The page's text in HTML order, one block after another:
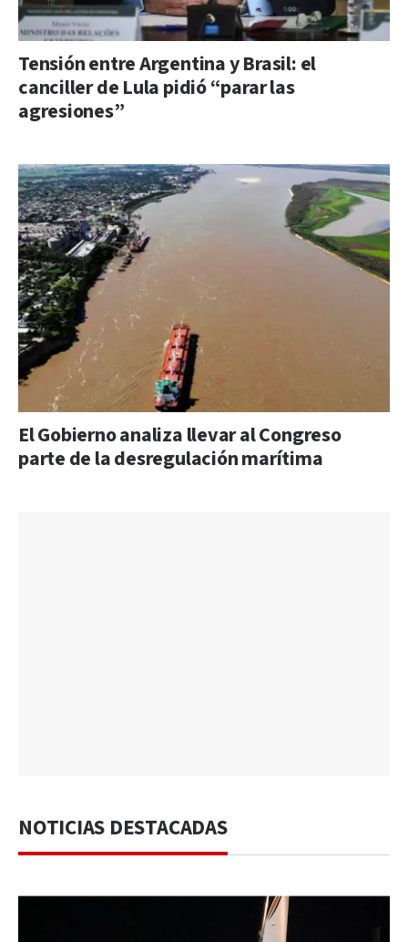
Tensión entre Argentina y Brasil: el
canciller de Lula pidió “parar las
agresiones”
El Gobierno analiza llevar al Congreso
parte de la desregulación marítima
NOTICIAS DESTACADAS